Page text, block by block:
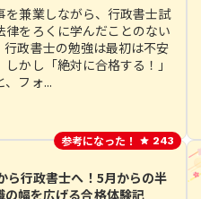
を兼業しながら、行政書士試
律をろくに学んだことのない
行政書士の勉強は最初は不安
かし「絶対に合格する！」
、フォ...
参考になった！ 243
ら行政書士へ！5月からの半
の幅を広げる合格体験記